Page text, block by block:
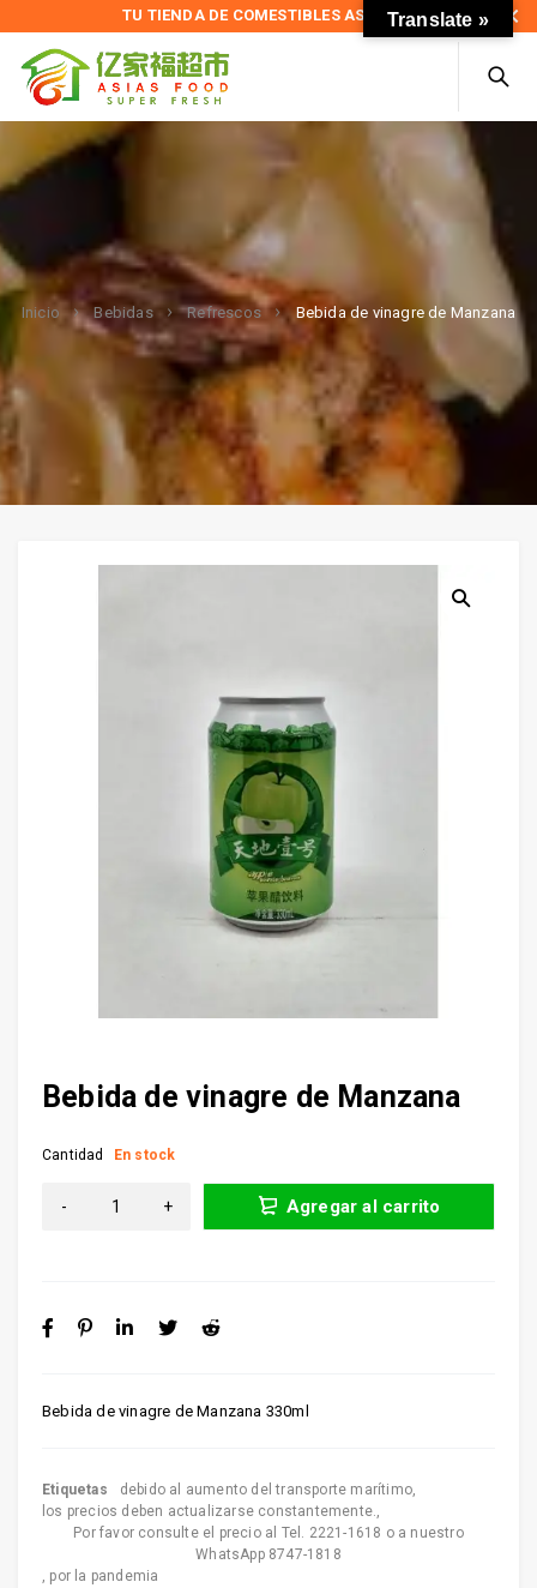
TU TIENDA DE COMESTIBLES ASIÁTICOS
Inicio Bebidas Refrescos Bebida de vinagre de Manzana
Bebida de vinagre de Manzana
Bebida de vinagre de Manzana 330ml
Cantidad En stock
Agregar al carrito
Etiquetas debido al aumento del transporte marítimo,
los precios deben actualizarse constantemente.,
Por favor consulte el precio al Tel. 2221-1618 o a nuestro
WhatsApp 8747-1818
, por la pandemia
Translate »